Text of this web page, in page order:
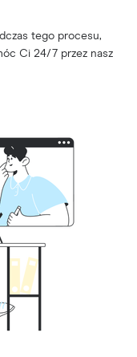
tego procesu,
Ci 24/7 przez nasz